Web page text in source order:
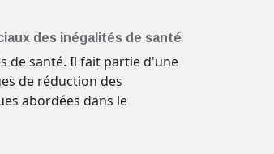
des inégalités de santé
de santé. Il fait partie d'une
de réduction des
abordées dans le